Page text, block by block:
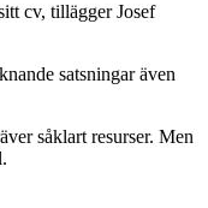
cv, tillägger Josef
satsningar även
såklart resurser. Men